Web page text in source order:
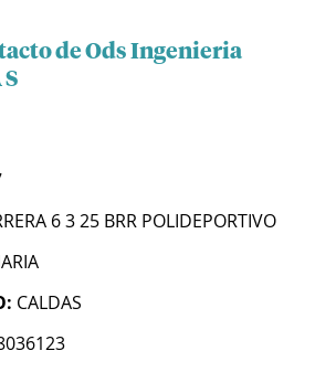
de Ods Ingenieria
6 3 25 BRR POLIDEPORTIVO
CALDAS